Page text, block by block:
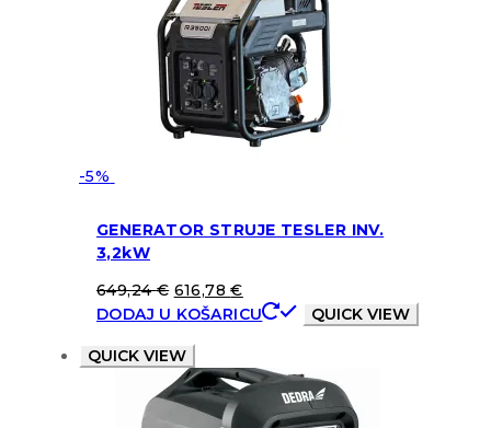
-5%
GENERATOR STRUJE TESLER INV.
3,2kW
649,24€ 616,78€
DODAJ U KOŠARICU
QUICK VIEW
QUICK VIEW